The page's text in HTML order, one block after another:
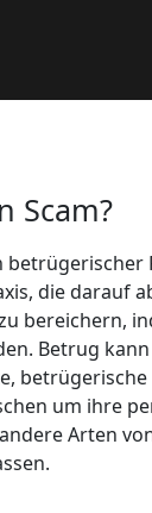
Scam?
betrügerischer
die darauf
bereichern,
Betrug
betrügerische
um ihre
Arten